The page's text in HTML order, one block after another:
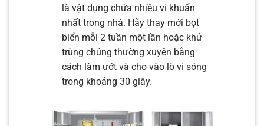
là vật dụng chứa nhiều vi khuẩn
nhất trong nhà. Hãy thay mới bọt
biển mỗi 2 tuần một lần hoặc khử
trùng chúng thường xuyên bằng
cách làm ướt và cho vào lò vi sóng
trong khoảng 30 giây.